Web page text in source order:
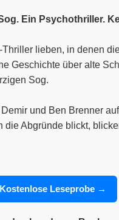
Ein Psychothriller.
lieben, in denen
Geschichte über alte
Sog.
und Ben Brenner
Abgründe blickt,
Kostenlose Leseprobe →